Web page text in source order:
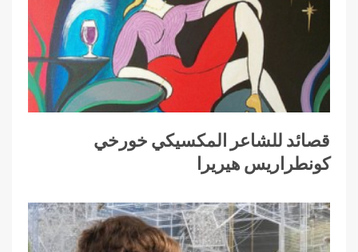
قصائد للشاعر المكسيكي خورخي
كونطراريس هيريرا